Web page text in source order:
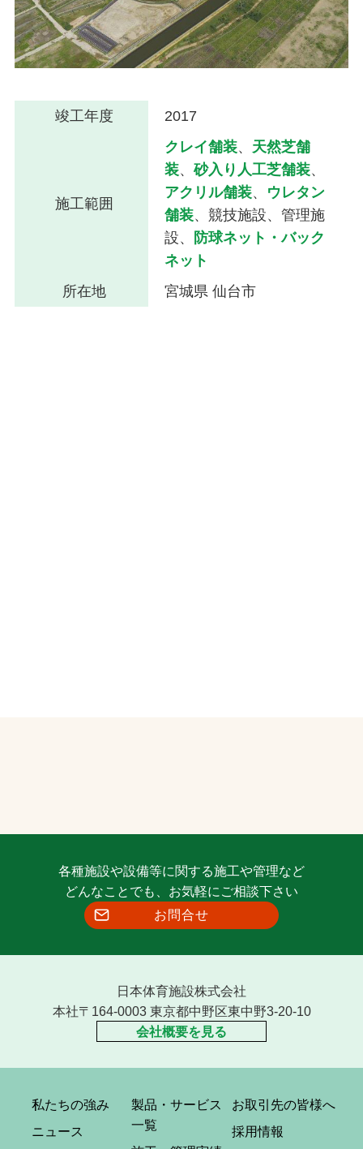
竣工年度 2017
施工範囲
クレイ舗装、 天然芝舗
装、砂入り人工芝舗装、
アクリル舗装、
ウレタン
舗装、競技施設、管理施
設、
防球ネット・バック
ネット
所在地
宮城県 仙台市
各種施設や設備等に関する施工や管理など
どんなことでも、お気軽にご相談下さい
お問合せ
日本体育施設株式会社
本社〒164-0003 東京都中野区東中野3-20-10
会社概要を見る
私たちの強み
ニュース
製品・サービス
一覧
お取引先の皆様へ
採用情報